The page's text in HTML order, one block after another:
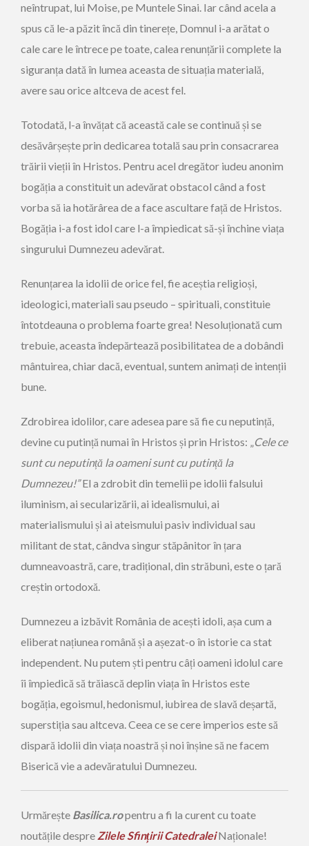
neîntrupat, lui Moise, pe Muntele Sinai. Iar când acela a
spus că le-a păzit încă din tinerețe, Domnul i-a arătat o
cale care le întrece pe toate, calea renunțării complete la
siguranța dată în lumea aceasta de situația materială,
avere sau orice altceva de acest fel.
Totodată, l-a învățat că această cale se continuă și se
desăvârșește prin dedicarea totală sau prin consacrarea
trăirii vieții în Hristos. Pentru acel dregător iudeu anonim
bogăția a constituit un adevărat obstacol când a fost
vorba să ia hotărârea de a face ascultare față de Hristos.
Bogăția i-a fost idol care l-a împiedicat să-și închine viața
singurului Dumnezeu adevărat.
Renunțarea la idolii de orice fel, fie aceștia religioși,
ideologici, materiali sau pseudo – spirituali, constituie
întotdeauna o problema foarte grea! Nesoluționată cum
trebuie, aceasta îndepărtează posibilitatea de a dobândi
mântuirea, chiar dacă, eventual, suntem animați de intenții
bune.
Zdrobirea idolilor, care adesea pare să fie cu neputință,
devine cu putință numai în Hristos și prin Hristos: „Cele ce
sunt cu neputință la oameni sunt cu putință la
Dumnezeu!”El a zdrobit din temelii pe idolii falsului
iluminism, ai secularizării, ai idealismului, ai
materialismului și ai ateismului pasiv individual sau
militant de stat, cândva singur stăpânitor în țara
dumneavoastră, care, tradițional, din străbuni, este o țară
creștin ortodoxă.
Dumnezeu a izbăvit România de acești idoli, așa cum a
eliberat națiunea română și a așezat-o în istorie ca stat
independent. Nu putem ști pentru câți oameni idolul care
îi împiedică să trăiască deplin viața în Hristos este
bogăția, egoismul, hedonismul, iubirea de slavă deșartă,
superstiția sau altceva. Ceea ce se cere imperios este să
dispară idolii din viața noastră și noi înșine să ne facem
Biserică vie a adevăratului Dumnezeu.
Urmărește Basilica.ropentru a fi la curent cu toate
noutățile despre Zilele Sfințirii Catedralei Naționale!